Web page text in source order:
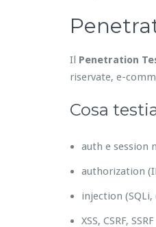
Il Penetration
riservate, e-
Cosa
auth e session
authorization
injection
XSS, CSRF, SSRF